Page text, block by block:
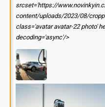
srcset='https://
content/uploads/2023/08/
class='avatar avatar-22 photo'
decoding='async'/>